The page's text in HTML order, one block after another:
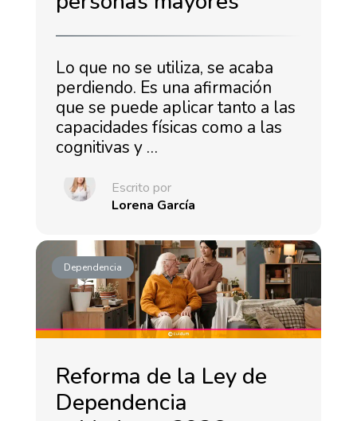
Lo que no se utiliza, se acaba
perdiendo. Es una afirmación
que se puede aplicar tanto a las
capacidades físicas como a las
cognitivas y …
Escrito por
Lorena García
Dependencia
Reforma de la Ley de
Dependencia